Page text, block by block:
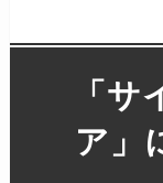
「 サ
ア 」